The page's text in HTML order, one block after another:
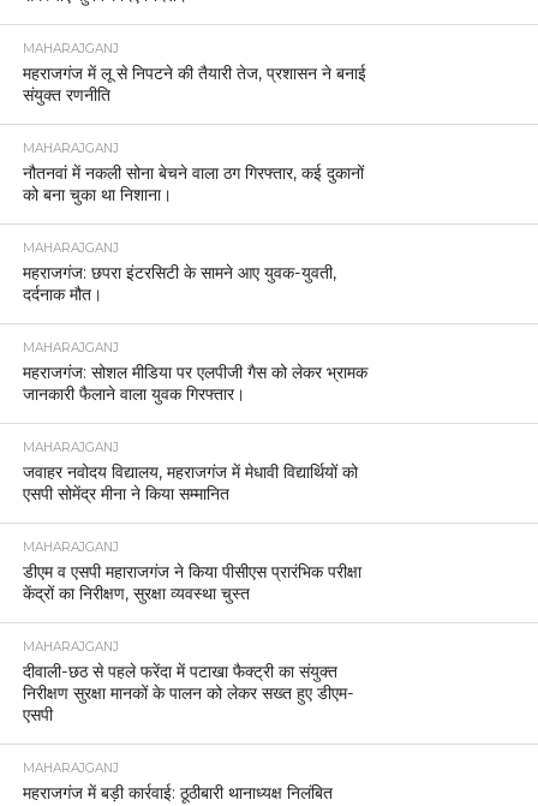
MAHARAJGANJ
महराजगंज में लू से निपटने की तैयारी तेज, प्रशासन ने बनाई
संयुक्त रणनीति
MAHARAJGANJ
नौतनवां में नकली सोना बेचने वाला ठग गिरफ्तार, कई दुकानों
को बना चुका था निशाना।
MAHARAJGANJ
महराजगंज: छपरा इंटरसिटी के सामने आए युवक-युवती,
दर्दनाक मौत।
MAHARAJGANJ
महराजगंज: सोशल मीडिया पर एलपीजी गैस को लेकर भ्रामक
जानकारी फैलाने वाला युवक गिरफ्तार।
MAHARAJGANJ
जवाहर नवोदय विद्यालय, महराजगंज में मेधावी विद्यार्थियों को
एसपी सोमेंद्र मीना ने किया सम्मानित
MAHARAJGANJ
डीएम व एसपी महाराजगंज ने किया पीसीएस प्रारंभिक परीक्षा
केंद्रों का निरीक्षण, सुरक्षा व्यवस्था चुस्त
MAHARAJGANJ
दीवाली-छठ से पहले फरेंदा में पटाखा फैक्ट्री का संयुक्त
निरीक्षण सुरक्षा मानकों के पालन को लेकर सख्त हुए डीएम-
एसपी
MAHARAJGANJ
महराजगंज में बड़ी कार्रवाई: ठूठीबारी थानाध्यक्ष निलंबित